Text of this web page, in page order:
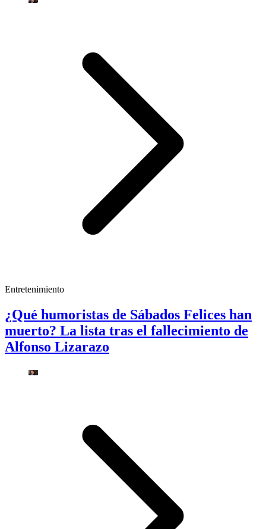
Entretenimiento
¿Qué humoristas de Sábados Felices han
muerto? La lista tras el fallecimiento de
Alfonso Lizarazo